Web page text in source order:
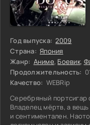
Год выпуска: 2009
Страна: Япония
Жанр: Аниме, Боевик,
Продолжительность:
Качество: WEBRip
Серебряный
Владелец мёртв, а
и сентиментален.